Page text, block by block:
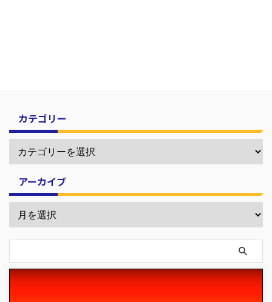
カテゴリー
アーカイブ